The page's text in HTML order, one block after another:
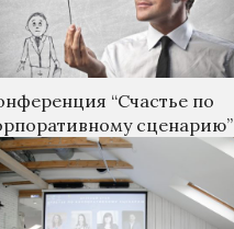
“Счастье по
сценарию”